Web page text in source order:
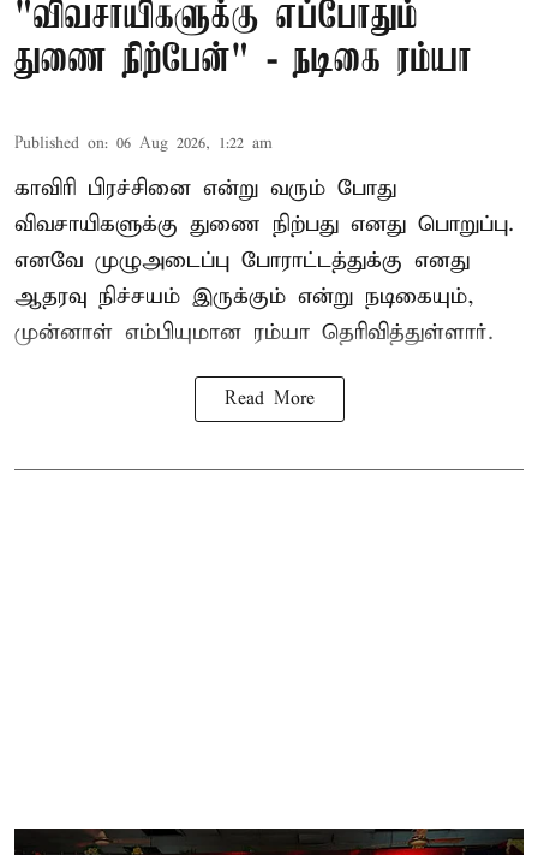
"விவசாயிகளுக்கு எப்போதும்
துணை நிற்பேன்" - நடிகை ரம்யா
Published on: 06 Aug 2026, 1:22 am
காவிரி பிரச்சினை என்று வரும் போது
விவசாயிகளுக்கு துணை நிற்பது எனது பொறுப்பு.
எனவே முழுஅடைப்பு போராட்டத்துக்கு எனது
ஆதரவு நிச்சயம் இருக்கும் என்று நடிகையும்,
முன்னாள் எம்பியுமான ரம்யா தெரிவித்துள்ளார்.
Read More